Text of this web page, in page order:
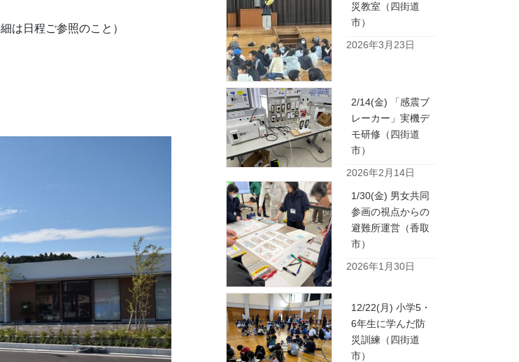
は日程ご参照のこと）
災教室（四街道
市）
2026年3月23日
2/14(金) 「感震ブ
レーカー」実機デ
モ研修（四街道
市）
2026年2月14日
1/30(金) 男女共同
参画の視点からの
避難所運営（香取
市）
2026年1月30日
12/22(月) 小学5・
6年生に学んだ防
災訓練（四街道
市）